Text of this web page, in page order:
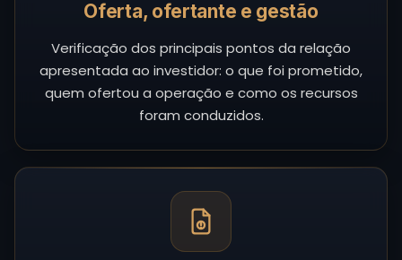
Oferta, ofertante e gestão
Verificação dos principais pontos da relação
apresentada ao investidor: o que foi prometido,
quem ofertou a operação e como os recursos
foram conduzidos.